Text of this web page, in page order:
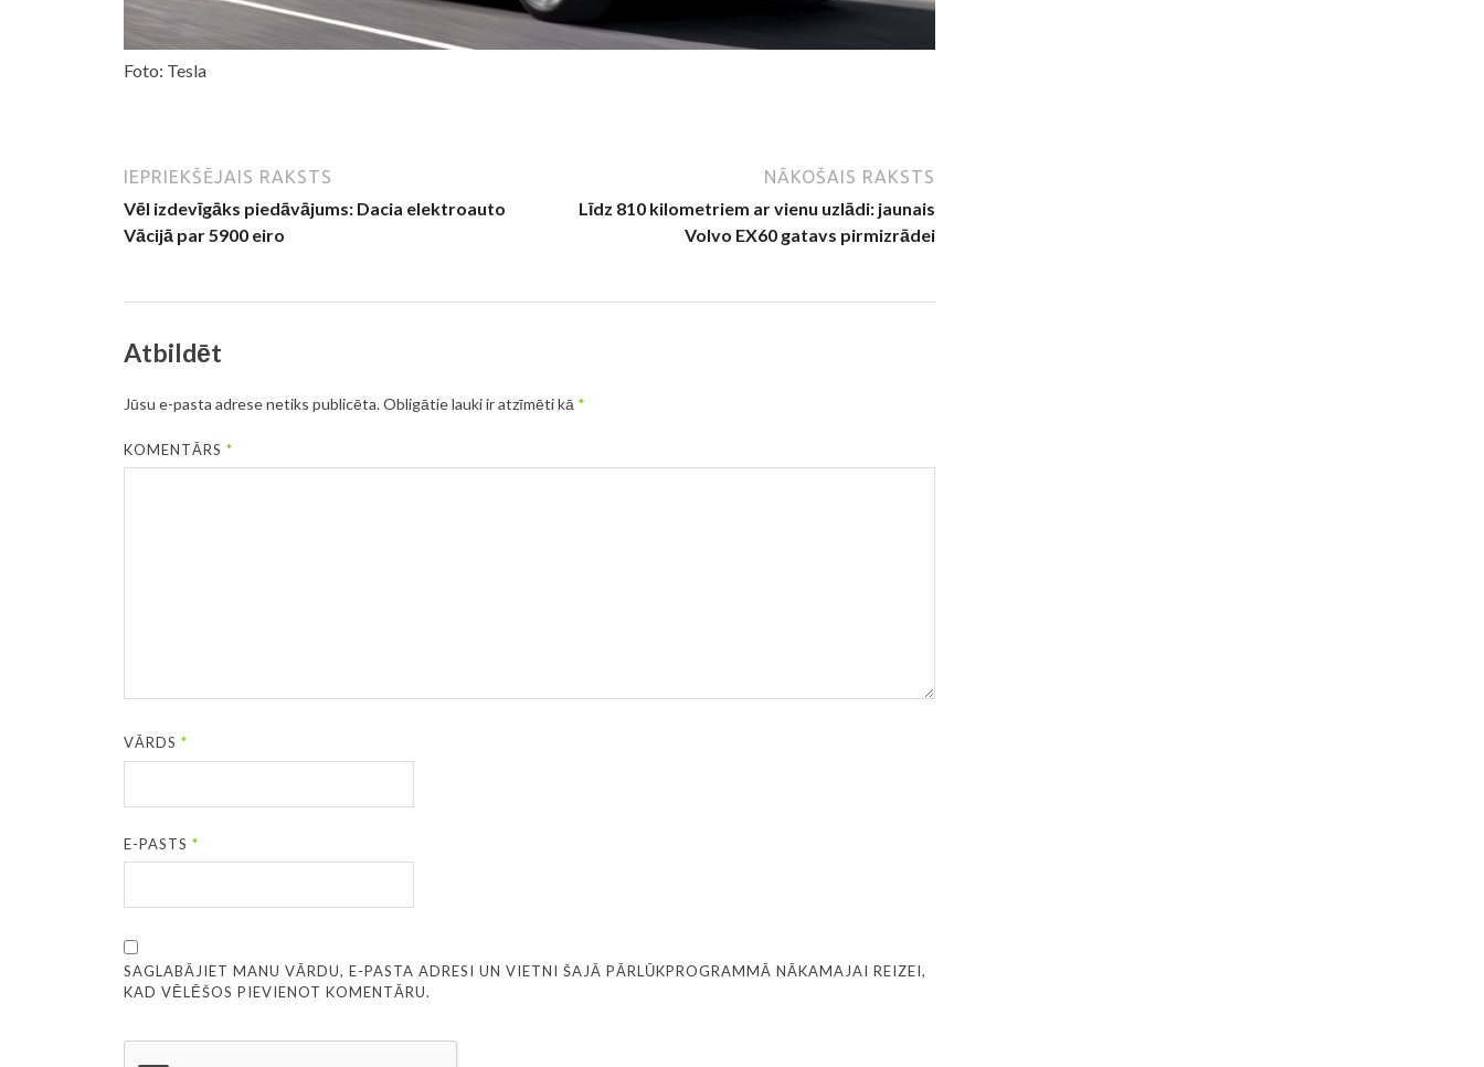
Foto: Tesla
IEPRIEKŠĒJAIS RAKSTS
Vēl izdevīgāks piedāvājums: Dacia elektroauto
Vācijā par 5900 eiro
NĀKOŠAIS RAKSTS
Līdz 810 kilometriem ar vienu uzlādi: jaunais
Volvo EX60 gatavs pirmizrādei
Atbildēt
Jūsu e-pasta adrese netiks publicēta.Obligātie lauki ir atzīmēti kā *
KOMENTĀRS*
VĀRDS*
E-PASTS*
SAGLABĀJIET MANU VĀRDU, E-PASTA ADRESI UN VIETNI ŠAJĀ PĀRLŪKPROGRAMMĀ NĀKAMAJAI REIZEI,
KAD VĒLĒŠOS PIEVIENOT KOMENTĀRU.